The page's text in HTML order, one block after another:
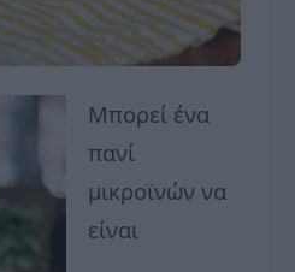
Μπορεί ένα
πανί
μικροϊνών να
είναι